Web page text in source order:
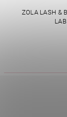
ZOLA LASH &